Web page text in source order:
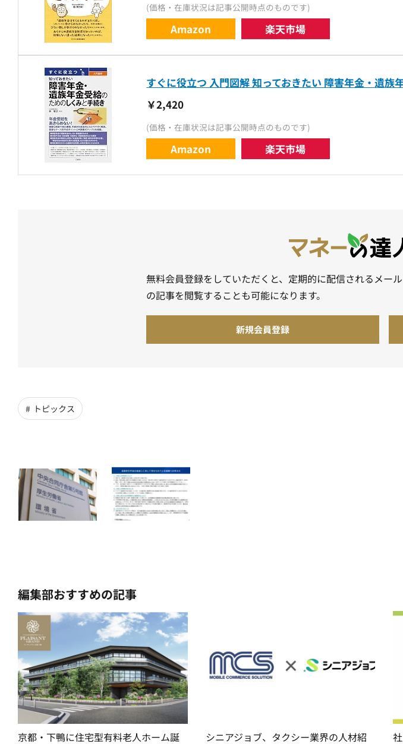
(価格・在庫状況は記事公開時点のものです)
Amazon 楽天市場
すぐに役立つ 入門図解 知っておきたい 障害年金・遺族
￥2,420
(価格・在庫状況は記事公開時点のものです)
Amazon 楽天市場
無料会員登録をしていただくと、定期的に配信されるメー
の記事を閲覧することも可能になります。
新規会員登録
トピックス
編集部おすすめの記事
京都・下鴨に住宅型有料老人ホーム誕 シニアジョブ、タクシー業界の人材紹